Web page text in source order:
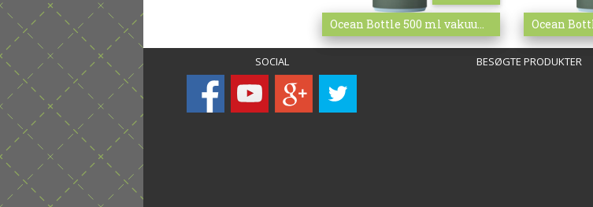
Ocean Bottle 500 ml vakuumisoleret flaske med logo
Mere info Mere info
SOCIAL BESØGTE PRODUKTER